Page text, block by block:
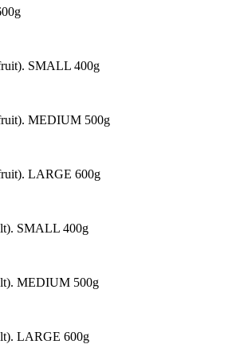
SMALL 400g
fruit). MEDIUM 500g
LARGE 600g
SMALL 400g
MEDIUM 500g
LARGE 600g